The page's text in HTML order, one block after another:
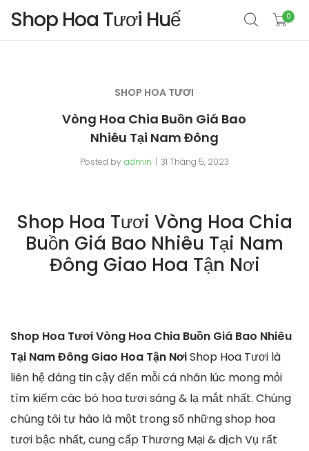
Shop Hoa Tươi Huế 0
SHOP HOA TƯƠI
Vòng Hoa Chia Buồn Giá Bao
Nhiêu Tại Nam Đông
Posted by admin 31 Tháng 5, 2023
Shop Hoa Tươi Vòng Hoa Chia
Buồn Giá Bao Nhiêu Tại Nam
Đông Giao Hoa Tận Nơi
Shop Hoa Tươi Vòng Hoa Chia Buồn Giá Bao Nhiêu
Tại Nam Đông Giao Hoa Tận NơiShop Hoa Tươi là
liên hệ đáng tin cậy đến mỗi cá nhân lúc mong mỏi
tìm kiếm các bó hoa tươi sáng & lạ mắt nhất. Chúng
chúng tôi tự hào là một trong số những shop hoa
tươi bậc nhất, cung cấp Thương Mại & dịch Vụ rất